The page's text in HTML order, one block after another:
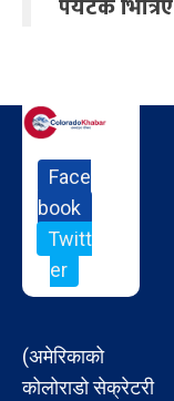
Face
book
Twitt
er
(अमेरिकाको
कोलोराडो सेक्रेटरी